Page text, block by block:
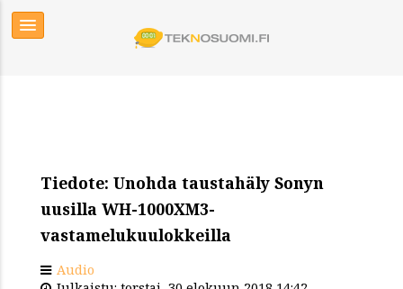
Tiedote: Unohda taustahäly Sonyn
uusilla WH-1000XM3-
vastamelukuulokkeilla
Audio